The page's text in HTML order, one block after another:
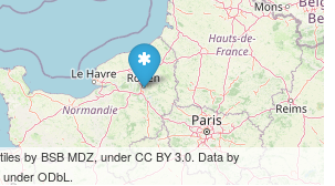
by BSB MDZ, under CC BY 3.0. Data by
ODbL.